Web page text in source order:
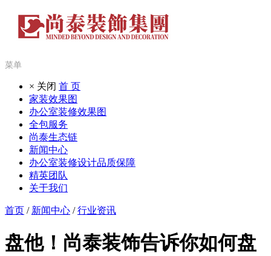
菜单
× 关闭 首 页
家装效果图
办公室装修效果图
全包服务
尚泰生态链
新闻中心
办公室装修设计品质保障
精英团队
关于我们
首页 / 新闻中心 /行业资讯
盘他！尚泰装饰告诉你如何盘